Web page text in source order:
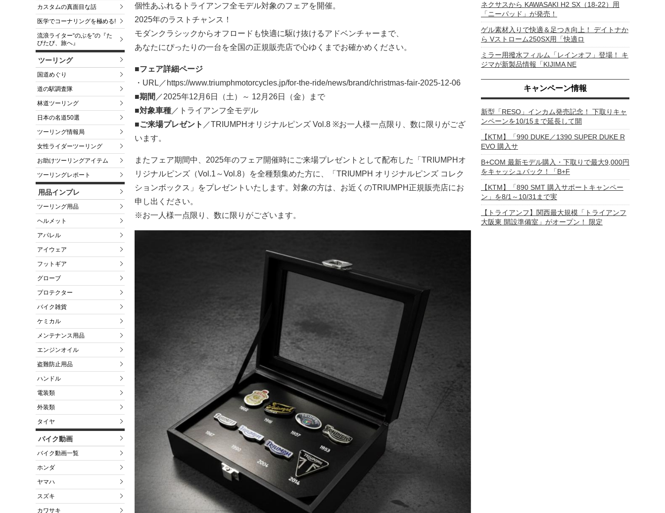
カスタムの真面目な話
医学でコーナリングを極める!
流浪ライター“のぶを”の『た
びたび、旅へ』
ツーリング
国道めぐり
道の駅調査隊
林道ツーリング
日本の名道50選
ツーリング情報局
女性ライダーツーリング
お助けツーリングアイテム
ツーリングレポート
用品インプレ
ツーリング用品
ヘルメット
アパレル
アイウェア
フットギア
グローブ
プロテクター
バイク雑貨
ケミカル
メンテナンス用品
エンジンオイル
盗難防止用品
ハンドル
電装類
外装類
タイヤ
バイク動画
バイク動画一覧
ホンダ
ヤマハ
スズキ
カワサキ
個性あふれるトライアンフ全モデル対象のフェアを開催。
2025年のラストチャンス！
モダンクラシックからオフロードも快適に駆け抜けるアドベンチャーまで、
あなたにぴったりの一台を全国の正規販売店で心ゆくまでお確かめください。
■フェア詳細ページ
・URL／https://www.triumphmotorcycles.jp/for-the-ride/news/brand/christmas-fair-2025-12-06
■期間 ／2025年12月6日（土）～ 12月26日（金）まで
■対象車種 ／トライアンフ全モデル
■ご来場プレゼント ／TRIUMPHオリジナルピンズ Vol.8 ※お一人様一点限り、数に限りがござ
います。
またフェア期間中、2025年のフェア開催時にご来場プレゼントとして配布した「TRIUMPHオ
リジナルピンズ（Vol.1～Vol.8）を全種類集めた方に、「TRIUMPH オリジナルピンズ コレク
ションボックス」をプレゼントいたします。対象の方は、お近くのTRIUMPH正規販売店にお
申し出ください。
※お一人様一点限り、数に限りがございます。
ネクサスから KAWASAKI H2 SX（18-22）用
「ニーパッド」が発売！
ゲル素材入りで快適＆足つき向上！ デイトナか
ら Vストローム250SX用「快適ロ
ミラー用撥水フィルム「レインオフ」登場！ キ
ジマが新製品情報「KIJIMA NE
キャンペーン情報
新型「RESO」インカム発売記念！ 下取りキャ
ンペーンを10/15まで延長して開
【KTM】「990 DUKE／1390 SUPER DUKE R
EVO 購入サ
B+COM 最新モデル購入・下取りで最大9,000円
をキャッシュバック！「B+F
【KTM】「890 SMT 購入サポートキャンペー
ン」を8/1～10/31まで実
【トライアンフ】関西最大規模「トライアンフ
大阪東 開設準備室」がオープン！ 限定